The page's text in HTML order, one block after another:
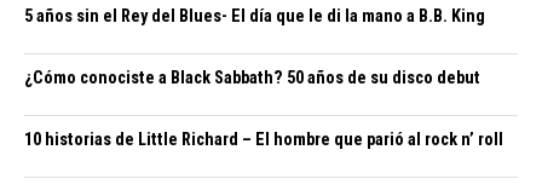
5 años sin el Rey del Blues- El día que le di la mano a B.B. King
¿Cómo conociste a Black Sabbath? 50 años de su disco debut
10 historias de Little Richard – El hombre que parió al rock n’ roll